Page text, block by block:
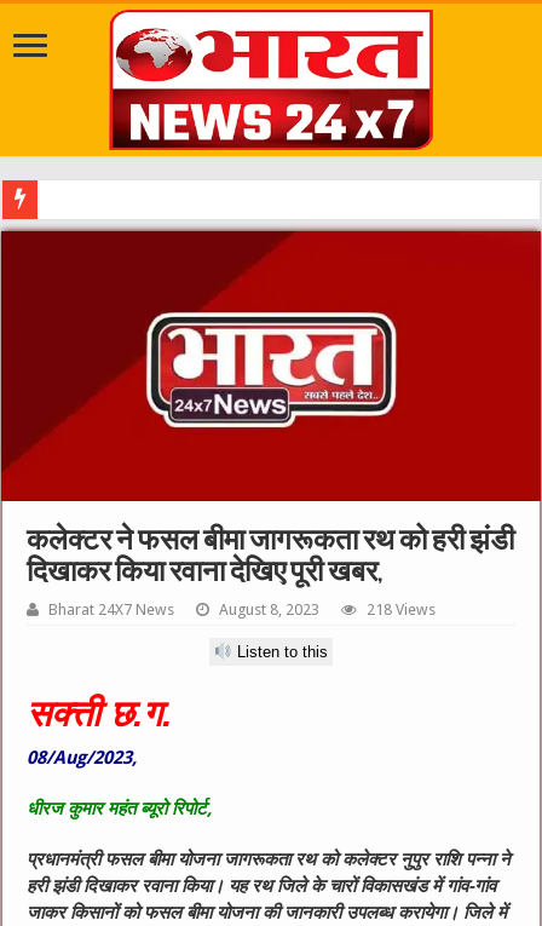
कलेक्टर ने फसल बीमा जागरूकता रथ को हरी झंडी
दिखाकर किया रवाना देखिए पूरी खबर,
Bharat 24X7 News August 8, 2023 218 Views
Listen to this
सक्त्ती छ.ग.
08/Aug/2023,
धीरज कुमार महंत ब्यूरो रिपोर्ट,
प्रधानमंत्री फसल बीमा योजना जागरूकता रथ को कलेक्टर नुपुर राशि पन्ना ने
हरी झंडी दिखाकर रवाना किया। यह रथ जिले के चारों विकासखंड में गांव-गांव
जाकर किसानों को फसल बीमा योजना की जानकारी उपलब्ध करायेगा। जिले में